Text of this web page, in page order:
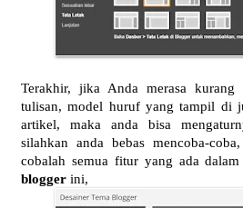
Terakhir, jika Anda merasa kurang
tulisan, model huruf yang tampil di
artikel, maka anda bisa
silahkan anda bebas mencoba-
cobalah semua fitur yang ada
bloggerini,